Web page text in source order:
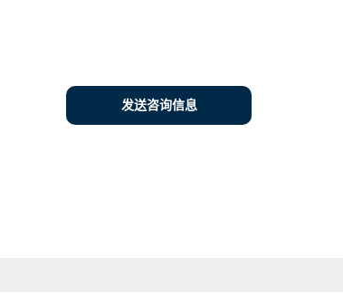
发送咨询信息